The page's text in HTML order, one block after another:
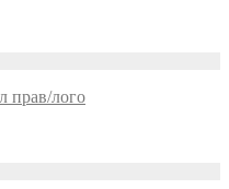
прав/лого